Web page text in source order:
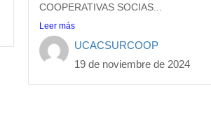
COOPERATIVAS SOCIAS...
Leer más
UCACSURCOOP
19 de noviembre de 2024